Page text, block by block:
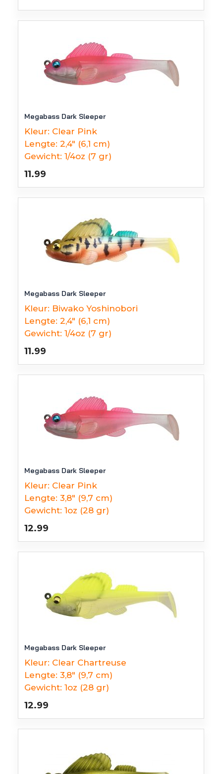
Megabass Dark Sleeper
Kleur: Clear Pink
Lengte: 2,4" (6,1 cm)
Gewicht: 1/4oz (7 gr)
11.99
Megabass Dark Sleeper
Kleur: Biwako Yoshinobori
Lengte: 2,4" (6,1 cm)
Gewicht: 1/4oz (7 gr)
11.99
Megabass Dark Sleeper
Kleur: Clear Pink
Lengte: 3,8" (9,7 cm)
Gewicht: 1oz (28 gr)
12.99
Megabass Dark Sleeper
Kleur: Clear Chartreuse
Lengte: 3,8" (9,7 cm)
Gewicht: 1oz (28 gr)
12.99